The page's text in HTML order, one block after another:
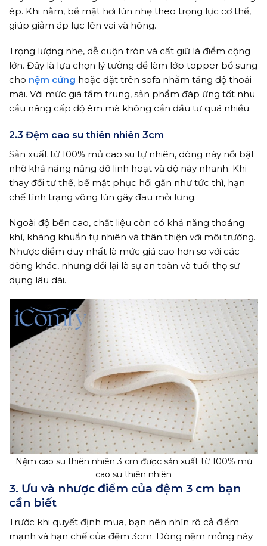
ép. Khi nằm, bề mặt hơi lún nhẹ theo trọng lực cơ thể,
giúp giảm áp lực lên vai và hông.
Trọng lượng nhẹ, dễ cuộn tròn và cất giữ là điểm cộng
lớn. Đây là lựa chọn lý tưởng để làm lớp topper bổ sung
cho nệm cứng hoặc đặt trên sofa nhằm tăng độ thoải
mái. Với mức giá tầm trung, sản phẩm đáp ứng tốt nhu
cầu nâng cấp độ êm mà không cần đầu tư quá nhiều.
2.3 Đệm cao su thiên nhiên 3cm
Sản xuất từ 100% mủ cao su tự nhiên, dòng này nổi bật
nhờ khả năng nâng đỡ linh hoạt và độ nảy nhanh. Khi
thay đổi tư thế, bề mặt phục hồi gần như tức thì, hạn
chế tình trạng võng lún gây đau mỏi lưng.
Ngoài độ bền cao, chất liệu còn có khả năng thoáng
khí, kháng khuẩn tự nhiên và thân thiện với môi trường.
Nhược điểm duy nhất là mức giá cao hơn so với các
dòng khác, nhưng đổi lại là sự an toàn và tuổi thọ sử
dụng lâu dài.
Nệm cao su thiên nhiên 3 cm được sản xuất từ 100% mủ
cao su thiên nhiên
3. Ưu và nhược điểm của đệm 3 cm bạn
cần biết
Trước khi quyết định mua, bạn nên nhìn rõ cả điểm
mạnh và hạn chế của đệm 3cm. Dòng nệm mỏng này